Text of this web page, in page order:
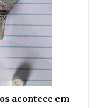
acontece em